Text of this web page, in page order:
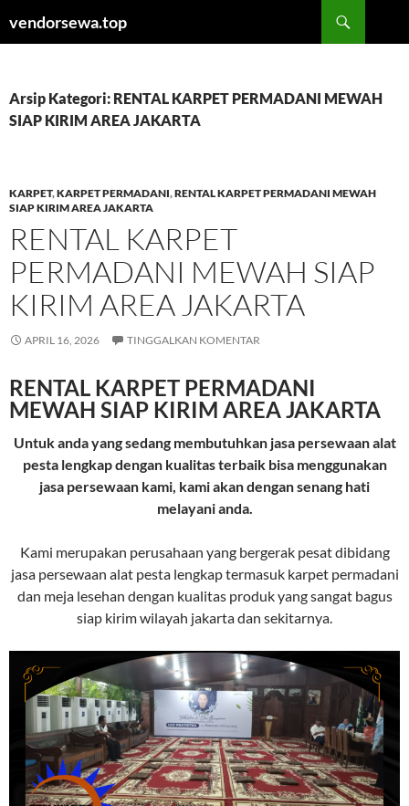
kevendorsewa.top
Arsip Kategori: RENTAL KARPET PERMADANI MEWAH
SIAP KIRIM AREA JAKARTA
KARPET,KARPET PERMADANI,RENTAL KARPET PERMADANI MEWAH
SIAP KIRIM AREA JAKARTA
RENTAL KARPET
PERMADANI MEWAH SIAP
KIRIM AREA JAKARTA
APRIL 16, 2026 TINGGALKAN KOMENTAR
RENTAL KARPET PERMADANI
MEWAH SIAP KIRIM AREA JAKARTA
Untuk anda yang sedang membutuhkan jasa persewaan alat
pesta lengkap dengan kualitas terbaik bisa menggunakan
jasa persewaan kami, kami akan dengan senang hati
melayani anda.
Kami merupakan perusahaan yang bergerak pesat dibidang
jasa persewaan alat pesta lengkap termasuk karpet permadani
dan meja lesehan dengan kualitas produk yang sangat bagus
siap kirim wilayah jakarta dan sekitarnya.